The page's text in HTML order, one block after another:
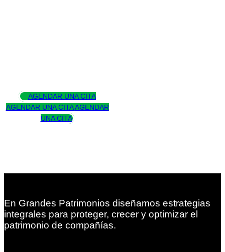
AGENDAR UNA CITA
AGENDAR UNA CITA AGENDAR
UNA CITA
En Grandes Patrimonios diseñamos estrategias
integrales para proteger, crecer y optimizar el
patrimonio de compañías.